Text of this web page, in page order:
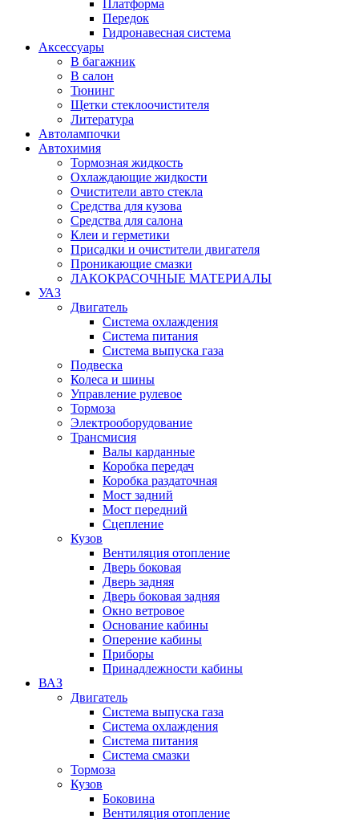
Платформа
Передок
Гидронавесная система
Аксессуары
В багажник
В салон
Тюнинг
Щетки стеклоочистителя
Литература
Автолампочки
Автохимия
Тормозная жидкость
Охлаждающие жидкости
Очистители авто стекла
Средства для кузова
Средства для салона
Клеи и герметики
Присадки и очистители двигателя
Проникающие смазки
ЛАКОКРАСОЧНЫЕ МАТЕРИАЛЫ
УАЗ
Двигатель
Система охлаждения
Система питания
Система выпуска газа
Подвеска
Колеса и шины
Управление рулевое
Тормоза
Электрооборудование
Трансмисия
Валы карданные
Коробка передач
Коробка раздаточная
Мост задний
Мост передний
Сцепление
Кузов
Вентиляция отопление
Дверь боковая
Дверь задняя
Дверь боковая задняя
Окно ветровое
Основание кабины
Оперение кабины
Приборы
Принадлежности кабины
ВАЗ
Двигатель
Система выпуска газа
Система охлаждения
Система питания
Система смазки
Тормоза
Кузов
Боковина
Вентиляция отопление